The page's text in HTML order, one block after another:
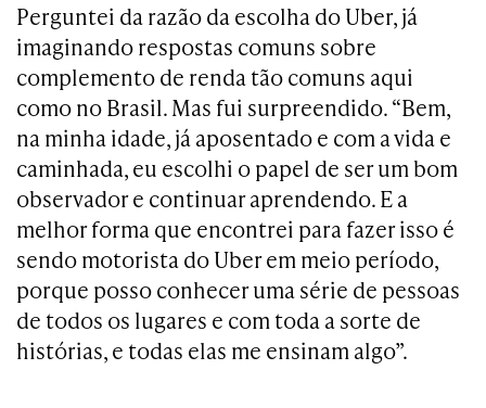
Perguntei da razão da escolha do Uber, já
imaginando respostas comuns sobre
complemento de renda tão comuns aqui
como no Brasil. Mas fui surpreendido. “Bem,
na minha idade, já aposentado e com a vida e
caminhada, eu escolhi o papel de ser um bom
observador e continuar aprendendo. E a
melhor forma que encontrei para fazer isso é
sendo motorista do Uber em meio período,
porque posso conhecer uma série de pessoas
de todos os lugares e com toda a sorte de
histórias, e todas elas me ensinam algo”.